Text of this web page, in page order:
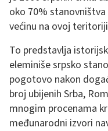
oko 70%
većinu na ovoj
To predstavlja
eleminiše srpsko
pogotovo nakon
broj ubijenih Srba,
mnogim procenama
međunarodni izvori